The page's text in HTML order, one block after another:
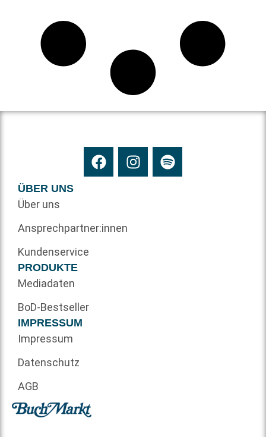
ÜBER UNS
Über uns
Ansprechpartner:innen
Kundenservice
PRODUKTE
Mediadaten
BoD-Bestseller
IMPRESSUM
Impressum
Datenschutz
AGB